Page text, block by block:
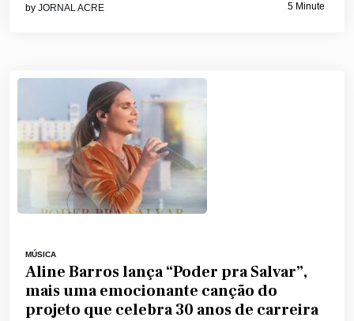
by JORNAL ACRE 5 Minute
MÚSICA
Aline Barros lança “Poder pra Salvar”,
mais uma emocionante canção do
projeto que celebra 30 anos de carreira